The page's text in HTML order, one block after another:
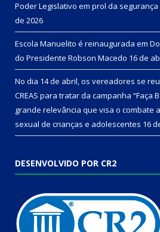
Poder Legislativo em prol da
de 2026
Escola Manuelito é reinaugurada em
do Presidente Robson Macedo 16 de
No dia 14 de abril, os vereadores se
CREAS para tratar da campanha “Faça
grande relevância que visa o combate
sexual de crianças e adolescentes 16
DESENVOLVIDO POR CR2